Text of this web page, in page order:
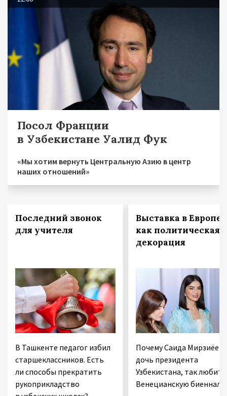
Посол Франции
в Узбекистане Уалид Фук
«Мы хотим вернуть Центральную Азию в центр
наших отношений»
Последний звонок
для учителя
В Ташкенте педагог избил
старшеклассников. Есть
ли способы прекратить
рукоприкладство
Выставка в Европе
как политическая
декорация
Почему Саида
дочь президента
Узбекистана, так любит
Венецианскую биеннале